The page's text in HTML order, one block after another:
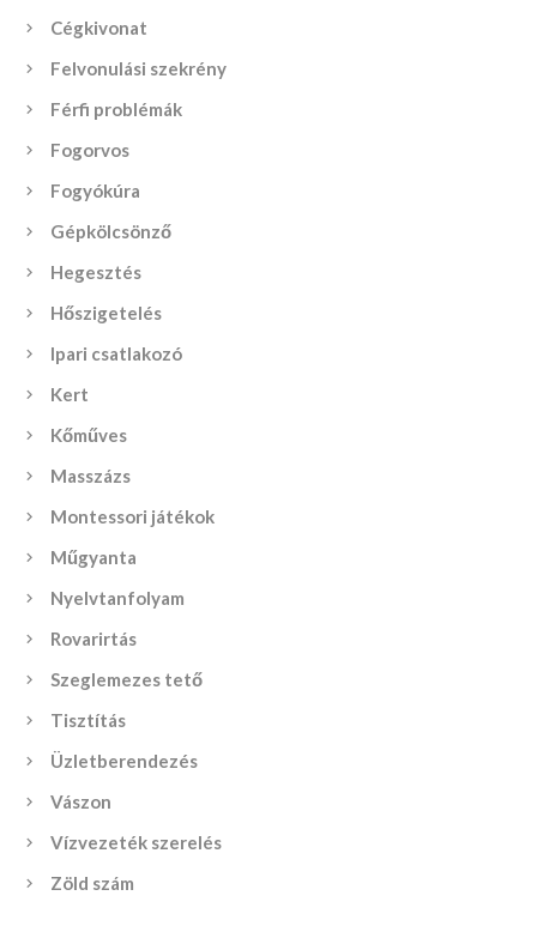
Cégkivonat
Felvonulási szekrény
Férfi problémák
Fogorvos
Fogyókúra
Gépkölcsönző
Hegesztés
Hőszigetelés
Ipari csatlakozó
Kert
Kőműves
Masszázs
Montessori játékok
Műgyanta
Nyelvtanfolyam
Rovarirtás
Szeglemezes tető
Tisztítás
Üzletberendezés
Vászon
Vízvezeték szerelés
Zöld szám